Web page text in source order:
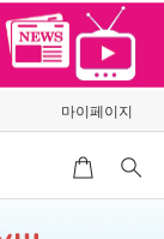
마이페이지